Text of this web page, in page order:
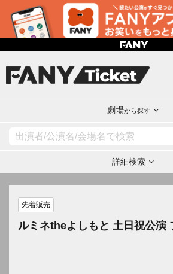
劇場から探す
詳細検索
先着販売
ルミネtheよしもと 土日祝公演